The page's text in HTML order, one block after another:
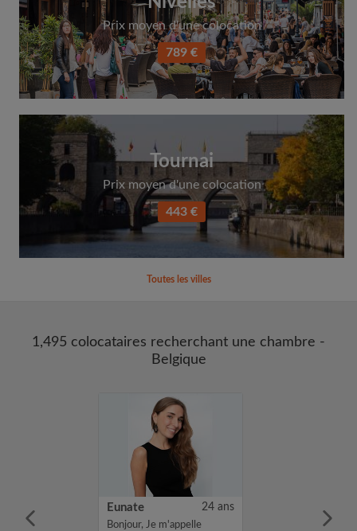
Prix moyen d'une colocation
789 €
Tournai
Prix moyen d'une colocation
443 €
Toutes les villes
1,495 colocataires recherchant une chambre -
Belgique
Brice,
Eunate 24 ans
Bonjour, Je m'appelle